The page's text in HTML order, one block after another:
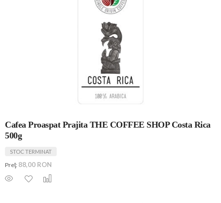
Cafea Proaspat Prajita THE COFFEE SHOP Costa Rica
500g
STOC TERMINAT
Preţ: 88,00 RON